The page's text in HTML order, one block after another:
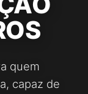
quem
capaz de